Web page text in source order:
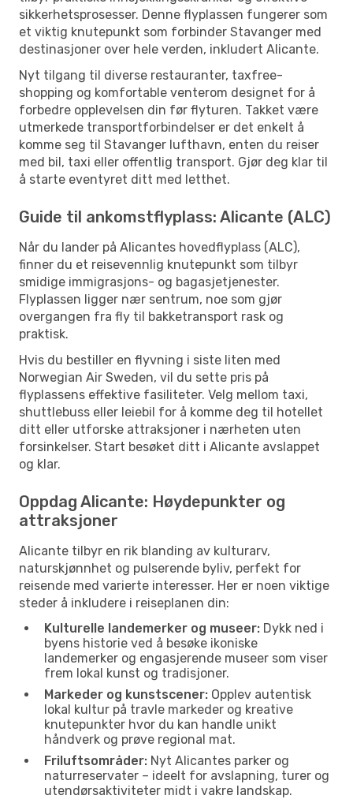
sikkerhetsprosesser. Denne flyplassen fungerer som
et viktig knutepunkt som forbinder Stavanger med
destinasjoner over hele verden, inkludert Alicante.
Nyt tilgang til diverse restauranter, taxfree-
shopping og komfortable venterom designet for å
forbedre opplevelsen din før flyturen. Takket være
utmerkede transportforbindelser er det enkelt å
komme seg til Stavanger lufthavn, enten du reiser
med bil, taxi eller offentlig transport. Gjør deg klar til
å starte eventyret ditt med letthet.
Guide til ankomstflyplass: Alicante (ALC)
Når du lander på Alicantes hovedflyplass (ALC),
finner du et reisevennlig knutepunkt som tilbyr
smidige immigrasjons- og bagasjetjenester.
Flyplassen ligger nær sentrum, noe som gjør
overgangen fra fly til bakketransport rask og
praktisk.
Hvis du bestiller en flyvning i siste liten med
Norwegian Air Sweden, vil du sette pris på
flyplassens effektive fasiliteter. Velg mellom taxi,
shuttlebuss eller leiebil for å komme deg til hotellet
ditt eller utforske attraksjoner i nærheten uten
forsinkelser. Start besøket ditt i Alicante avslappet
og klar.
Oppdag Alicante: Høydepunkter og
attraksjoner
Alicante tilbyr en rik blanding av kulturarv,
naturskjønnhet og pulserende byliv, perfekt for
reisende med varierte interesser. Her er noen viktige
steder å inkludere i reiseplanen din:
Kulturelle landemerker og museer: Dykk ned i
byens historie ved å besøke ikoniske
landemerker og engasjerende museer som viser
frem lokal kunst og tradisjoner.
Markeder og kunstscener: Opplev autentisk
lokal kultur på travle markeder og kreative
knutepunkter hvor du kan handle unikt
håndverk og prøve regional mat.
Friluftsområder: Nyt Alicantes parker og
naturreservater – ideelt for avslapning, turer og
utendørsaktiviteter midt i vakre landskap.